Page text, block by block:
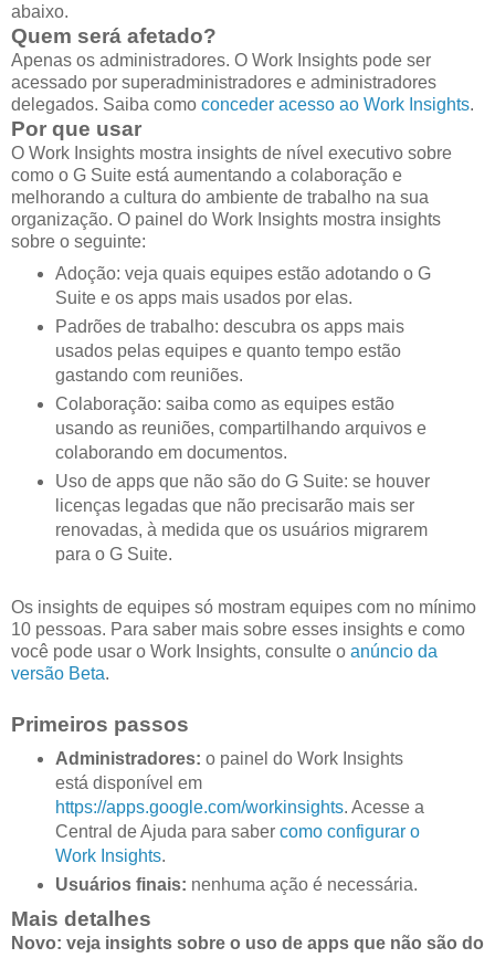
abaixo.
Quem será afetado?
Apenas os administradores. O Work Insights pode ser
acessado por superadministradores e administradores
delegados. Saiba como conceder acesso ao Work Insights.
Por que usar
O Work Insights mostra insights de nível executivo sobre
como o G Suite está aumentando a colaboração e
melhorando a cultura do ambiente de trabalho na sua
organização. O painel do Work Insights mostra insights
sobre o seguinte:
Adoção: veja quais equipes estão adotando o G
Suite e os apps mais usados por elas.
Padrões de trabalho: descubra os apps mais
usados pelas equipes e quanto tempo estão
gastando com reuniões.
Colaboração: saiba como as equipes estão
usando as reuniões, compartilhando arquivos e
colaborando em documentos.
Uso de apps que não são do G Suite: se houver
licenças legadas que não precisarão mais ser
renovadas, à medida que os usuários migrarem
para o G Suite.
Os insights de equipes só mostram equipes com no mínimo
10 pessoas. Para saber mais sobre esses insights e como
você pode usar o Work Insights, consulte o anúncio da
versão Beta.
Primeiros passos
Administradores: o painel do Work Insights
está disponível em
https://apps.google.com/workinsights. Acesse a
Central de Ajuda para saber como configurar o
Work Insights.
Usuários finais: nenhuma ação é necessária.
Mais detalhes
Novo: veja insights sobre o uso de apps que não são do